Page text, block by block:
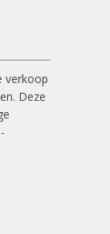
verkoop
Deze